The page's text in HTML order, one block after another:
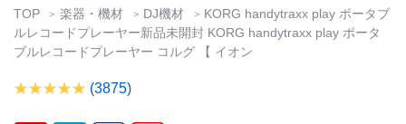
TOP 楽器・機材 DJ機材
KORG handytraxx play ポータブ
ルレコードプレーヤー新品未開封 KORG handytraxx play ポータ
ブルレコードプレーヤー コルグ 【 イオン
(3875)